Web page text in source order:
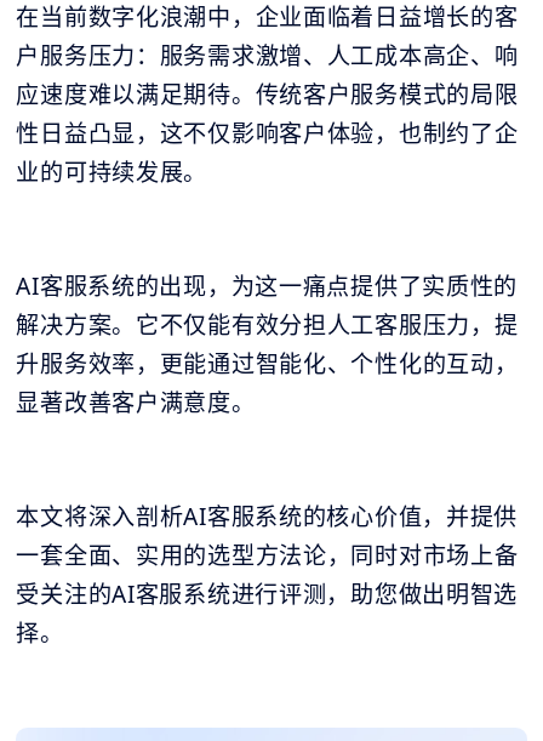
在当前数字化浪潮中，企业面临着日益增长的客
户服务压力：服务需求激增、人工成本高企、响
应速度难以满足期待。传统客户服务模式的局限
性日益凸显，这不仅影响客户体验，也制约了企
业的可持续发展。
AI客服系统的出现，为这一痛点提供了实质性的
解决方案。它不仅能有效分担人工客服压力，提
升服务效率，更能通过智能化、个性化的互动，
显著改善客户满意度。
本文将深入剖析AI客服系统的核心价值，并提供
一套全面、实用的选型方法论，同时对市场上备
受关注的AI客服系统进行评测，助您做出明智选
择。